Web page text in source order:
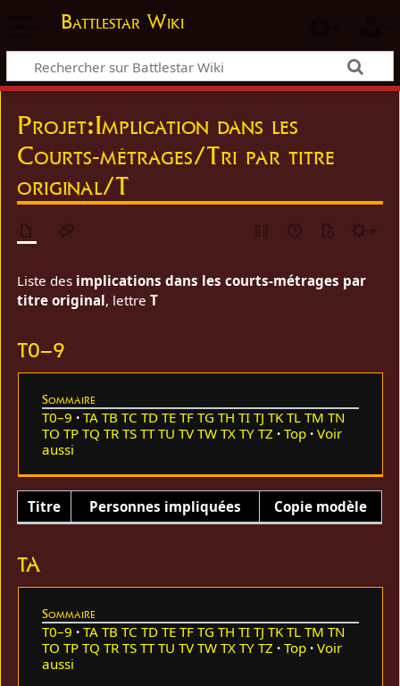
Battlestar Wiki
Projet:Implication dans les
Courts-métrages/Tri par titre
original/T
Liste des implications dans les courts-métrages par
titre original, lettreT
T0–9
Sommaire
T0–9 TA TB TC TD TE TF TG TH TI TJ TK TL TM TN
TO TP TQ TR TS TT TU TV TW TX TY TZ Top
Voir
aussi
Titre Personnes impliquées Copie modèle
TA
Sommaire
T0–9 TA TB TC TD TE TF TG TH TI TJ TK TL TM TN
TO TP TQ TR TS TT TU TV TW TX TY TZ Top
Voir
aussi